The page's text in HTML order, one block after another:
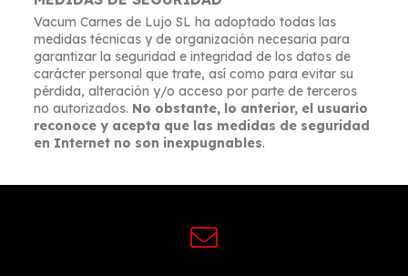
Vacum Carnes de Lujo SL ha adoptado todas las
medidas técnicas y de organización necesaria para
garantizar la seguridad e integridad de los datos de
carácter personal que trate, así como para evitar su
pérdida, alteración y/o acceso por parte de terceros
no autorizados. No obstante, lo anterior, el usuario
reconoce y acepta que las medidas de seguridad
en Internet no son inexpugnables.